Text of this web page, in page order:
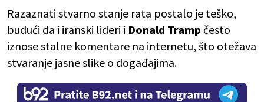
Razaznati stvarno stanje rata postalo je teško,
budući da i iranski lideri i Donald Tramp često
iznose stalne komentare na internetu, što otežava
stvaranje jasne slike o događajima.